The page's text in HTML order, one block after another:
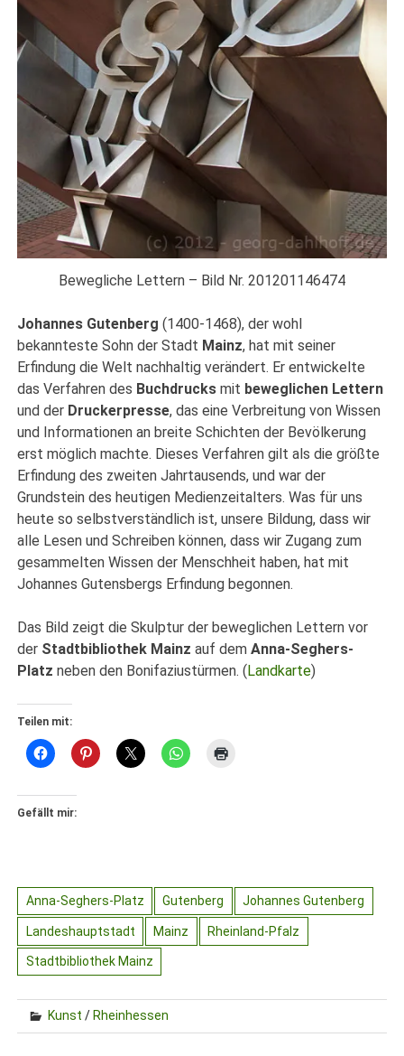
Bewegliche Lettern – Bild Nr. 201201146474
Johannes Gutenberg (1400-1468), der wohl
bekannteste Sohn der Stadt Mainz, hat mit seiner
Erfindung die Welt nachhaltig verändert. Er entwickelte
das Verfahren des Buchdrucksmit beweglichen Lettern
und der Druckerpresse, das eine Verbreitung von Wissen
und Informationen an breite Schichten der Bevölkerung
erst möglich machte. Dieses Verfahren gilt als die größte
Erfindung des zweiten Jahrtausends, und war der
Grundstein des heutigen Medienzeitalters. Was für uns
heute so selbstverständlich ist, unsere Bildung, dass wir
alle Lesen und Schreiben können, dass wir Zugang zum
gesammelten Wissen der Menschheit haben, hat mit
Johannes Gutensbergs Erfindung begonnen.
Das Bild zeigt die Skulptur der beweglichen Lettern vor
der Stadtbibliothek Mainz auf demAnna-Seghers-
Platz neben den Bonifaziustürmen. (Landkarte)
Teilen mit:
Gefällt mir:
Anna-Seghers-Platz Gutenberg Johannes Gutenberg
Landeshauptstadt Mainz Rheinland-Pfalz
Stadtbibliothek Mainz
Kunst / Rheinhessen